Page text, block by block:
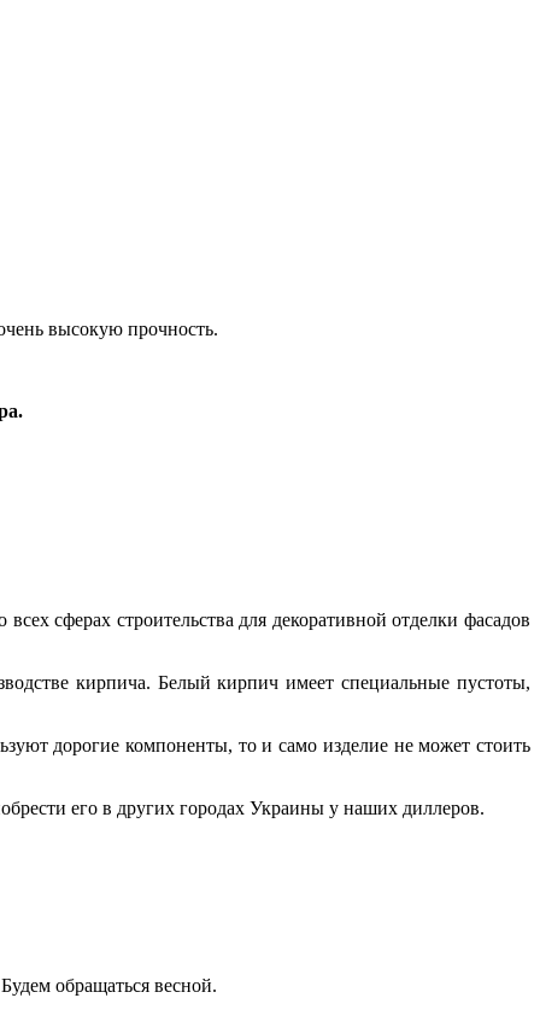
высокую прочность.
сферах строительства для декоративной отделки фасадов
кирпича. Белый кирпич имеет специальные пустоты,
дорогие компоненты, то и само изделие не может стоить
его в других городах Украины у наших диллеров.
обращаться весной.